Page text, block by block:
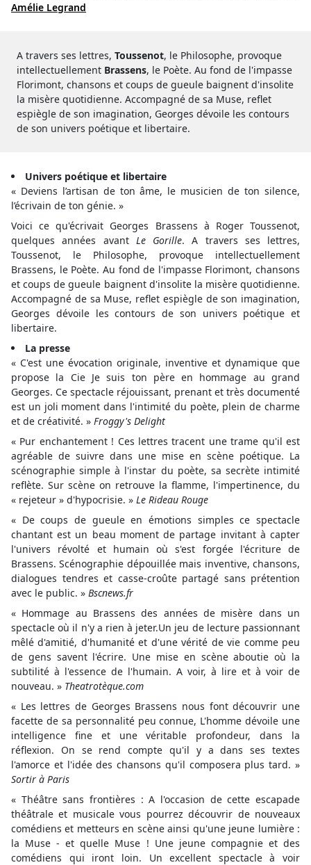
Amélie Legrand
A travers ses lettres, Toussenot, le Philosophe, provoque
intellectuellement Brassens, le Poète. Au fond de l'impasse
Florimont, chansons et coups de gueule baignent d'insolite
la misère quotidienne. Accompagné de sa Muse, reflet
espiègle de son imagination, Georges dévoile les contours
de son univers poétique et libertaire.
Univers poétique et libertaire
« Deviens l’artisan de ton âme, le musicien de ton silence,
l’écrivain de ton génie. »
Voici ce qu'écrivait Georges Brassens à Roger Toussenot,
quelques années avant Le Gorille. A travers ses lettres,
Toussenot, le Philosophe, provoque intellectuellement
Brassens, le Poète. Au fond de l'impasse Florimont, chansons
et coups de gueule baignent d'insolite la misère quotidienne.
Accompagné de sa Muse, reflet espiègle de son imagination,
Georges dévoile les contours de son univers poétique et
libertaire.
La presse
« C'est une évocation originale, inventive et dynamique que
propose la Cie Je suis ton père en hommage au grand
Georges. Ce spectacle réjouissant, prenant et très documenté
est un joli moment dans l'intimité du poète, plein de charme
et de créativité. » Froggy's Delight
« Pur enchantement ! Ces lettres tracent une trame qu'il est
agréable de suivre dans une mise en scène poétique. La
scénographie simple à l'instar du poète, sa secrète intimité
reflète. Sur scène on retrouve la flamme, l'impertinence, du
« rejeteur » d'hypocrisie. » Le Rideau Rouge
« De coups de gueule en émotions simples ce spectacle
chantant est un beau moment de partage invitant à capter
l'univers révolté et humain où s'est forgée l'écriture de
Brassens. Scénographie dépouillée mais inventive, chansons,
dialogues tendres et casse-croûte partagé sans prétention
avec le public. » Bscnews.fr
« Hommage au Brassens des années de misère dans un
spectacle où il n'y a rien à jeter.Un jeu de lecture passionnant
mêlé d'amitié, d'humanité et d'une vérité de vie comme peu
de gens savent l'écrire. Une mise en scène aboutie où la
subtilité à l'essence de l'humain. A voir, à lire et à voir de
nouveau. » Theatrotèque.com
« Les lettres de Georges Brassens nous font découvrir une
facette de sa personnalité peu connue, L'homme dévoile une
intelligence fine et une véritable profondeur, dans la
réflexion. On se rend compte qu'il y a dans ses textes
l'amorce et l'idée des chansons qu'il composera plus tard. »
Sortir à Paris
« Théâtre sans frontières : A l'occasion de cette escapade
théâtrale et musicale vous pourrez découvrir de nouveaux
comédiens et metteurs en scène ainsi qu'une jeune lumière :
la Muse - et quelle Muse ! Une jeune compagnie et des
comédiens qui iront loin. Un excellent spectacle à voir